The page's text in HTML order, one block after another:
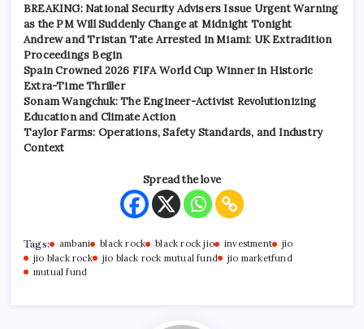
BREAKING: National Security Advisers Issue Urgent Warning
as the PM Will Suddenly Change at Midnight Tonight
Andrew and Tristan Tate Arrested in Miami: UK Extradition
Proceedings Begin
Spain Crowned 2026 FIFA World Cup Winner in Historic
Extra-Time Thriller
Sonam Wangchuk: The Engineer-Activist Revolutionizing
Education and Climate Action
Taylor Farms: Operations, Safety Standards, and Industry
Context
Spread the love
Tags: ambani black rock black rock jio investment
jio
jio black rock
jio black rock mutual fund
jio marketfund
mutual fund